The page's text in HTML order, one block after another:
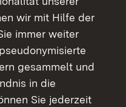
Samstag, 11. April
B 3 zwischen der
der Abfahrt
Verkehr wird bei
Umleitung wird
wir mit Hilfe der
immer weiter
gesammelt und
in die
Sie jederzeit